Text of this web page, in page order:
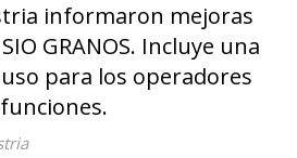
informaron mejoras
GRANOS. Incluye una
para los operadores